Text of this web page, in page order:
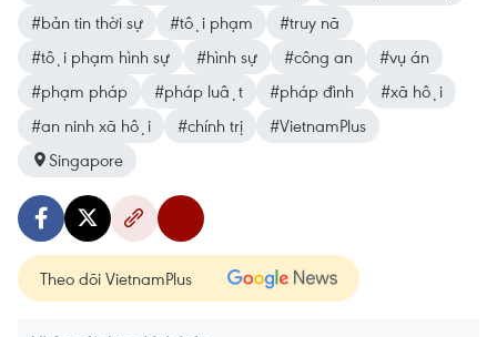
#bản tin thời sự
#tội phạm
#truy nã
#tội phạm hình sự
#hình sự #công an
#vụ án
#phạm pháp
#pháp luật #pháp đình
#xã hội
#an ninh xã hội
#chính trị
#VietnamPlus
Singapore
Theo dõi VietnamPlus